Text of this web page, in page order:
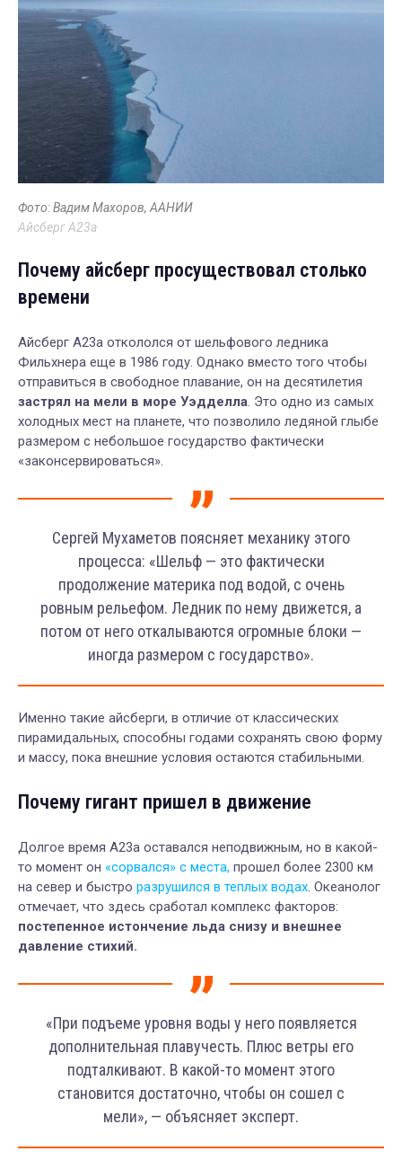
Фото: Вадим Махоров, ААНИИ
Айсберг A23a
Почему айсберг просуществовал столько
времени
Айсберг A23a откололся от шельфового ледника
Фильхнера еще в 1986 году. Однако вместо того чтобы
отправиться в свободное плавание, он на десятилетия
застрял на мели в море Уэдделла. Это одно из самых
холодных мест на планете, что позволило ледяной глыбе
размером с небольшое государство фактически
«законсервироваться».
Сергей Мухаметов поясняет механику этого
процесса: «Шельф — это фактически
продолжение материка под водой, с очень
ровным рельефом. Ледник по нему движется, а
потом от него откалываются огромные блоки —
иногда размером с государство».
Именно такие айсберги, в отличие от классических
пирамидальных, способны годами сохранять свою форму
и массу, пока внешние условия остаются стабильными.
Почему гигант пришел в движение
Долгое время A23a оставался неподвижным, но в какой-
то момент он «сорвался» с места, прошел более 2300 км
на север и быстро разрушился в теплых водах. Океанолог
отмечает, что здесь сработал комплекс факторов:
постепенное истончение льда снизу и внешнее
давление стихий.
«При подъеме уровня воды у него появляется
дополнительная плавучесть. Плюс ветры его
подталкивают. В какой-то момент этого
становится достаточно, чтобы он сошел с
мели», — объясняет эксперт.